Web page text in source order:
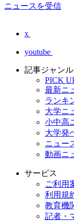
ニュースを受信
x
youtube
記事ジャンル
PICK
最新ニ
ランキ
大学ニ
小中高
大学発
ニュー
動画ニ
サービス
ご利用
利用規
教育機
記者・